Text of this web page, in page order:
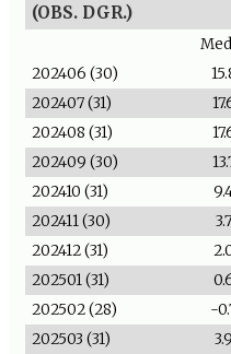
(OBS. DGR.)
202406 (30)
202407 (31)
202408 (31)
202409 (30)
202410 (31)
202411 (30)
3.7
202412 (31)
202501 (31)
202502 (28)
-
202503 (31)
3.9